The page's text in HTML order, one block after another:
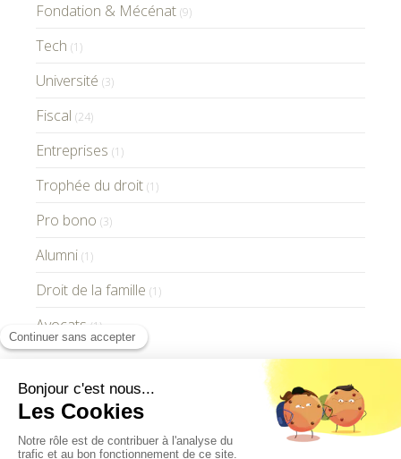
Fondation & Mécénat (9)
Tech (1)
Université (3)
Fiscal (24)
Entreprises (1)
Trophée du droit (1)
Pro bono (3)
Alumni (1)
Droit de la famille (1)
Avocats (1)